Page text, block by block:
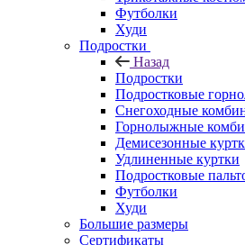
Футболки
Худи
Подростки
Назад
Подростки
Подростковые
Снегоходные
Горнолыжные
Демисезонные
Удлиненные куртки
Подростковые
Футболки
Худи
Большие размеры
Сертификаты